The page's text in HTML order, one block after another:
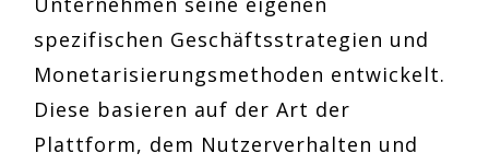
spezifischen Geschäftsstrategien und
Monetarisierungsmethoden entwickelt.
Diese basieren auf der Art der
Plattform, dem Nutzerverhalten und